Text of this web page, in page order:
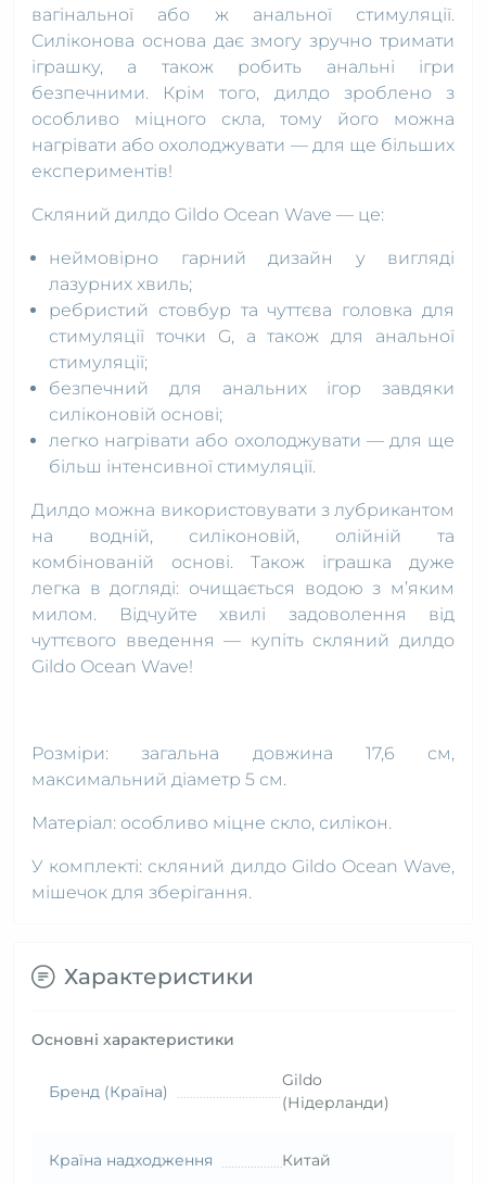
вагінальної або ж анальної стимуляції.
Силіконова основа дає змогу зручно тримати
іграшку, а також робить анальні ігри
безпечними. Крім того, дилдо зроблено з
особливо міцного скла, тому його можна
нагрівати або охолоджувати — для ще більших
експериментів!
Скляний дилдо Gildo Ocean Wave — це:
неймовірно гарний дизайн у вигляді
лазурних хвиль;
ребристий стовбур та чуттєва головка для
стимуляції точки G, а також для анальної
стимуляції;
безпечний для анальних ігор завдяки
силіконовій основі;
легко нагрівати або охолоджувати — для ще
більш інтенсивної стимуляції.
Дилдо можна використовувати з лубрикантом
на водній, силіконовій, олійній та
комбінованій основі. Також іграшка дуже
легка в догляді: очищається водою з м’яким
милом. Відчуйте хвилі задоволення від
чуттєвого введення — купіть скляний дилдо
Gildo Ocean Wave!
Розміри: загальна довжина 17,6 см,
максимальний діаметр 5 см.
Матеріал: особливо міцне скло, силікон.
У комплекті: скляний дилдо Gildo Ocean Wave,
мішечок для зберігання.
Характеристики
Основні характеристики
Бренд (Країна)
Gildo
(Нідерланди)
Країна надходження Китай